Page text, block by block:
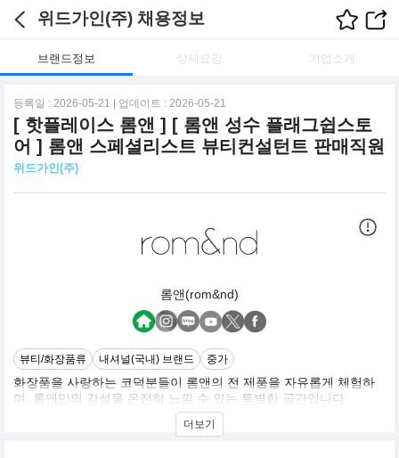
위드가인(주) 채용정보
브랜드정보 상세요강 기업소개
등록일 : 2026-05-21 | 업데이트 : 2026-05-21
[ 핫플레이스 롬앤 ] [ 롬앤 성수 플래그쉽스토
어 ] 롬앤 스페셜리스트 뷰티컨설턴트 판매직원
위드가인(주)
롬앤(rom&nd)
뷰티/화장품류 내셔널(국내) 브랜드 중가
화장품을 사랑하는 코덕분들이 롬앤의 전 제품을 자유롭게 체험하
며, 롬앤만의 감성을 온전히 느낄 수 있는 특별한 공간입니다.
다양한 소통과 체험을 통해 롬앤의 영감을 받고 즐길 수 있도록 풍성
한 콘텐츠를 제공하며, 앞으로도 고객 중심의 경험으로 가득 채워나
더보기